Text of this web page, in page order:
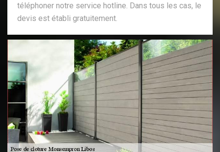
téléphoner notre service hotline. Dans tous les cas, le
devis est établi gratuitement.